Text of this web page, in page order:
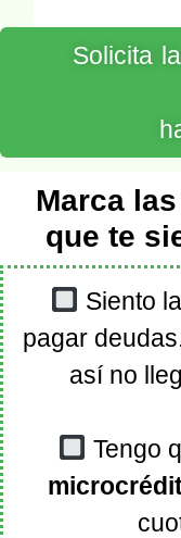
Solicita
Marca
que te
Siento la
pagar
así no
Tengo